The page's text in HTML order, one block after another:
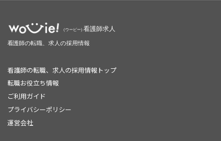
看護師の転職、求人の採用情報トップ
転職お役立ち情報
ご利用ガイド
プライバシーポリシー
運営会社